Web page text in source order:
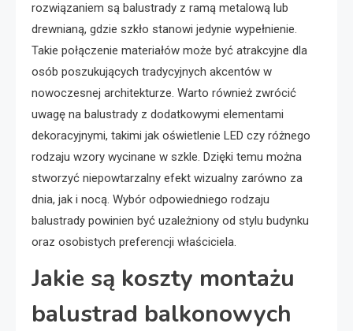
rozwiązaniem są balustrady z ramą metalową lub
drewnianą, gdzie szkło stanowi jedynie wypełnienie.
Takie połączenie materiałów może być atrakcyjne dla
osób poszukujących tradycyjnych akcentów w
nowoczesnej architekturze. Warto również zwrócić
uwagę na balustrady z dodatkowymi elementami
dekoracyjnymi, takimi jak oświetlenie LED czy różnego
rodzaju wzory wycinane w szkle. Dzięki temu można
stworzyć niepowtarzalny efekt wizualny zarówno za
dnia, jak i nocą. Wybór odpowiedniego rodzaju
balustrady powinien być uzależniony od stylu budynku
oraz osobistych preferencji właściciela.
Jakie są koszty montażu
balustrad balkonowych